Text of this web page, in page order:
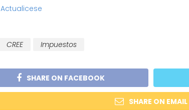
Actualicese
CREE Impuestos
SHARE ON FACEBOOK
SHARE ON EMAIL